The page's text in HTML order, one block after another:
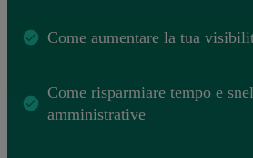
Come aumentare la tua
Come risparmiare tempo e
amministrative